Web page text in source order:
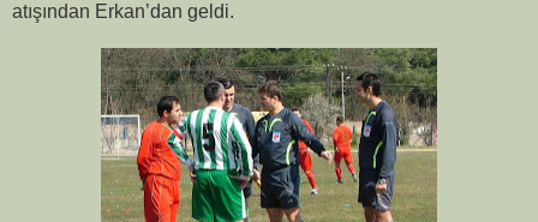
atışından Erkan’dan geldi.